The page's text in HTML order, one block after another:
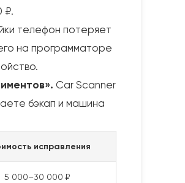
₽.
телефон потеряет
на программаторе
Car Scanner
бэкап и машина
исправления
5 000–30 000 ₽